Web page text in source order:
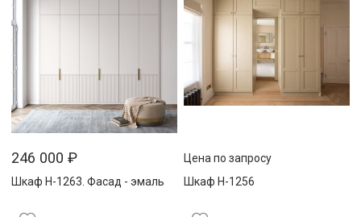
246 000 ₽
Шкаф Н-1263. Фасад - эмаль
Цена по запросу
Шкаф Н-1256